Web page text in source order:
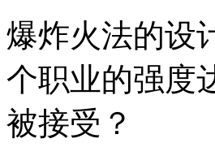
爆炸火法的设
个职业的强度
被接受？